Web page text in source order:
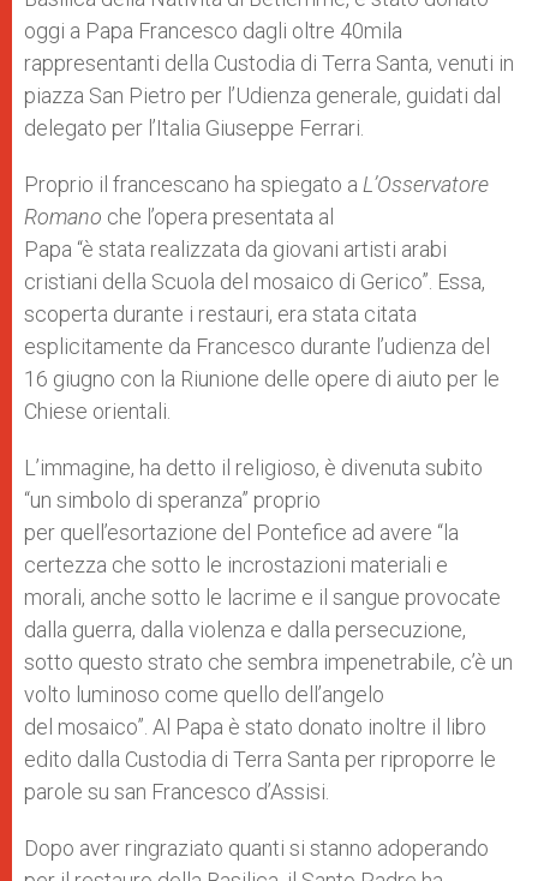
oggi a Papa Francesco dagli oltre 40mila
rappresentanti della Custodia di Terra Santa, venuti in
piazza San Pietro per l’Udienza generale, guidati dal
delegato per l’Italia Giuseppe Ferrari.
Proprio il francescano ha spiegato a L’Osservatore
Romano che l’opera presentata al
Papa “è stata realizzata da giovani artisti arabi
cristiani della Scuola del mosaico di Gerico”. Essa,
scoperta durante i restauri, era stata citata
esplicitamente da Francesco durante l’udienza del
16 giugno con la Riunione delle opere di aiuto per le
Chiese orientali.
L’immagine, ha detto il religioso, è divenuta subito
“un simbolo di speranza” proprio
per quell’esortazione del Pontefice ad avere “la
certezza che sotto le incrostazioni materiali e
morali, anche sotto le lacrime e il sangue provocate
dalla guerra, dalla violenza e dalla persecuzione,
sotto questo strato che sembra impenetrabile, c’è un
volto luminoso come quello dell’angelo
del mosaico”. Al Papa è stato donato inoltre il libro
edito dalla Custodia di Terra Santa per riproporre le
parole su san Francesco d’Assisi.
Dopo aver ringraziato quanti si stanno adoperando